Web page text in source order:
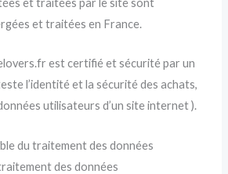
et traitées par le site sont
et traitées en France.
est certifié et sécurité par un
l’identité et la sécurité des achats,
utilisateurs d’un site internet ).
du traitement des données
des données